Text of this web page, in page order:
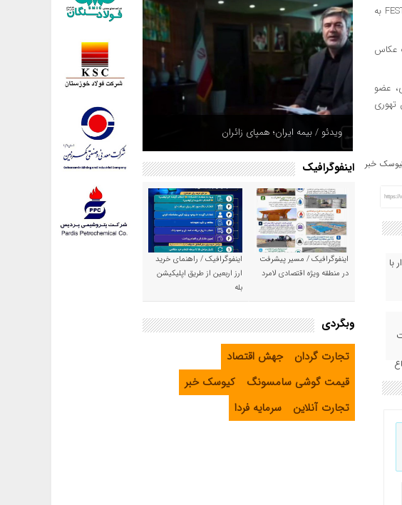
علاقمندان تا ۱۷ اردیبهشت ۱۴۰۰ فرصت دارند آثار خود را از طریق سامانه جشنواره های فرهنگی و هنری کیش به آدرس FESTIVAL.KISH.IR به
به یک عکاس
عضو
خبر
با
ویدئو / بیمه ایران؛ همپای زائران
حمله پهپادی به مقر تروریست‌ها در شمال عراق؛
انفجارهای مهیب در اربیل و سلیمانیه + ویدئو
اینفوگرافیک
اینفوگرافیک / مسیر پیشرفت
در منطقه ویژه اقتصادی لامرد
اینفوگرافیک / راهنمای خرید
ارز اربعین از طریق اپلیکیشن
بله
وبگردی
تجارت گردان
جهش اقتصاد
قیمت گوشی سامسونگ
کیوسک خبر
تجارت آنلاین
سرمایه فردا